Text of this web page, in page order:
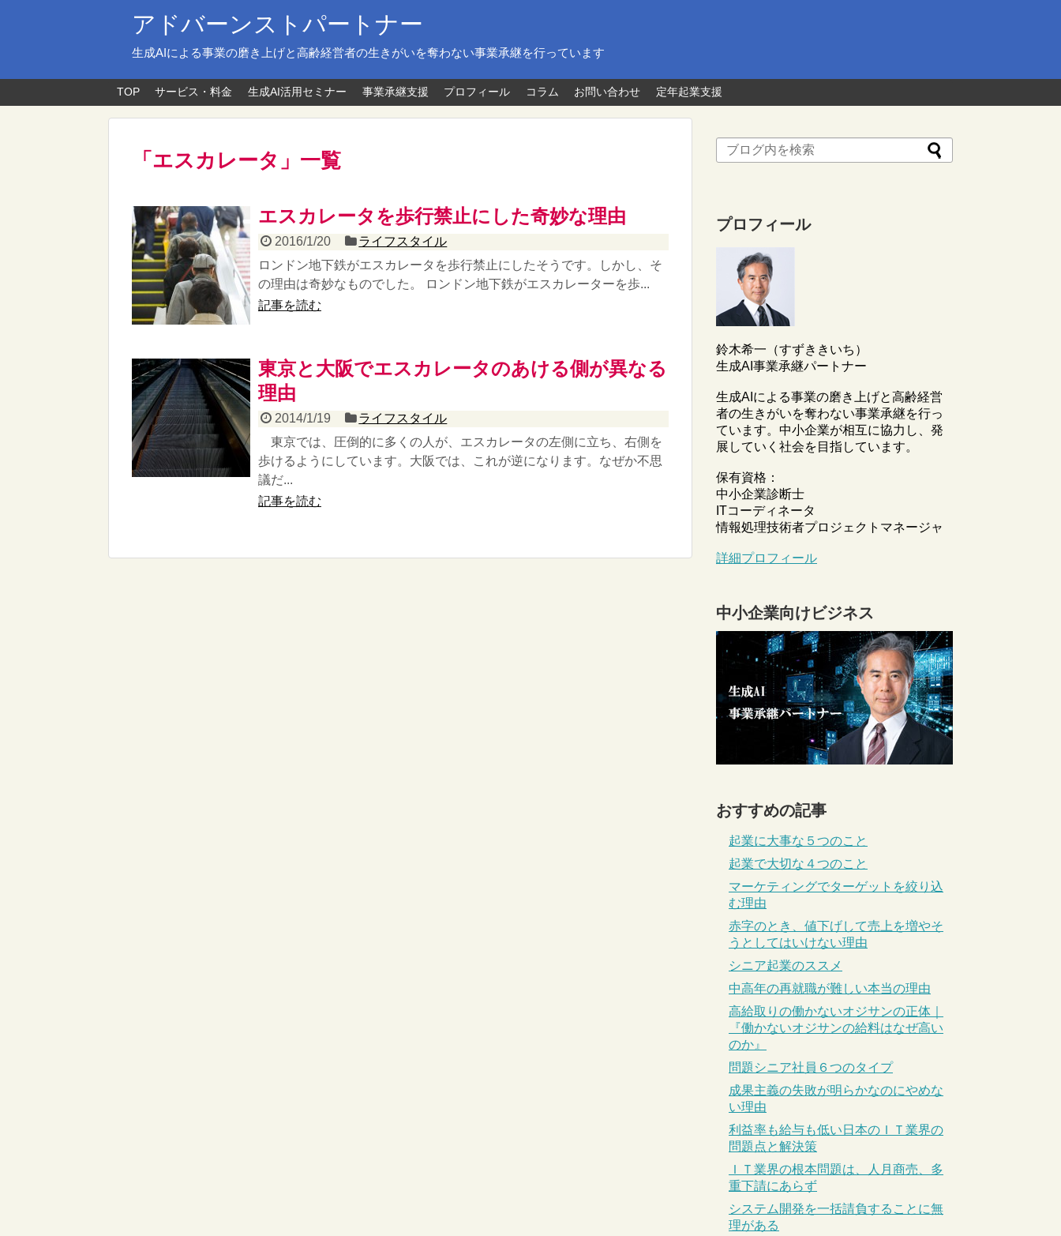
アドバーンストパートナー
生成AIによる事業の磨き上げと高齢経営者の生きがいを奪わない事業承継を行っています
TOP サービス・料金 生成AI活用セミナー 事業承継支援 プロフィール コラム お問い合わせ 定年起業支援
「 エスカレータ 」 一覧
エスカレータを歩行禁止にした奇妙な理由
2016/1/20
ライフスタイル
ロンドン地下鉄がエスカレータを歩行禁止にしたそうです。しかし、そ
の理由は奇妙なものでした。 ロンドン地下鉄がエスカレーターを歩...
記事を読む
東京と大阪でエスカレータのあける側が異なる
理由
2014/1/19
ライフスタイル
東京では、圧倒的に多くの人が、エスカレータの左側に立ち、右側を
歩けるようにしています。大阪では、これが逆になります。なぜか不思
議だ...
記事を読む
プロフィール
鈴木希一（すずききいち）
生成AI事業承継パートナー
生成AIによる事業の磨き上げと高齢経営
者の生きがいを奪わない事業承継を行っ
ています。中小企業が相互に協力し、発
展していく社会を目指しています。
保有資格：
中小企業診断士
ITコーディネータ
情報処理技術者プロジェクトマネージャ
詳細プロフィール
中小企業向けビジネス
おすすめの記事
起業に大事な５つのこと
起業で大切な４つのこと
マーケティングでターゲットを絞り込
む理由
赤字のとき、値下げして売上を増やそ
うとしてはいけない理由
シニア起業のススメ
中高年の再就職が難しい本当の理由
高給取りの働かないオジサンの正体｜
『働かないオジサンの給料はなぜ高い
のか』
問題シニア社員６つのタイプ
成果主義の失敗が明らかなのにやめな
い理由
利益率も給与も低い日本のＩＴ業界の
問題点と解決策
ＩＴ業界の根本問題は、人月商売、多
重下請にあらず
システム開発を一括請負することに無
理がある